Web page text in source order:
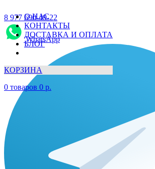
О НАС
КОНТАКТЫ
ДОСТАВКА И ОПЛАТА
БЛОГ
КОРЗИНА
0 товаров 0 р.
8 977 690-49-22
WhatsApp